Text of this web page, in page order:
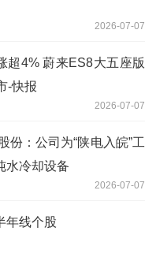
2026-07-07
超4% 蔚来ES8大五座版
-快报
2026-07-07
份：公司为“陕电入皖”工
水冷却设备
2026-07-07
年线个股